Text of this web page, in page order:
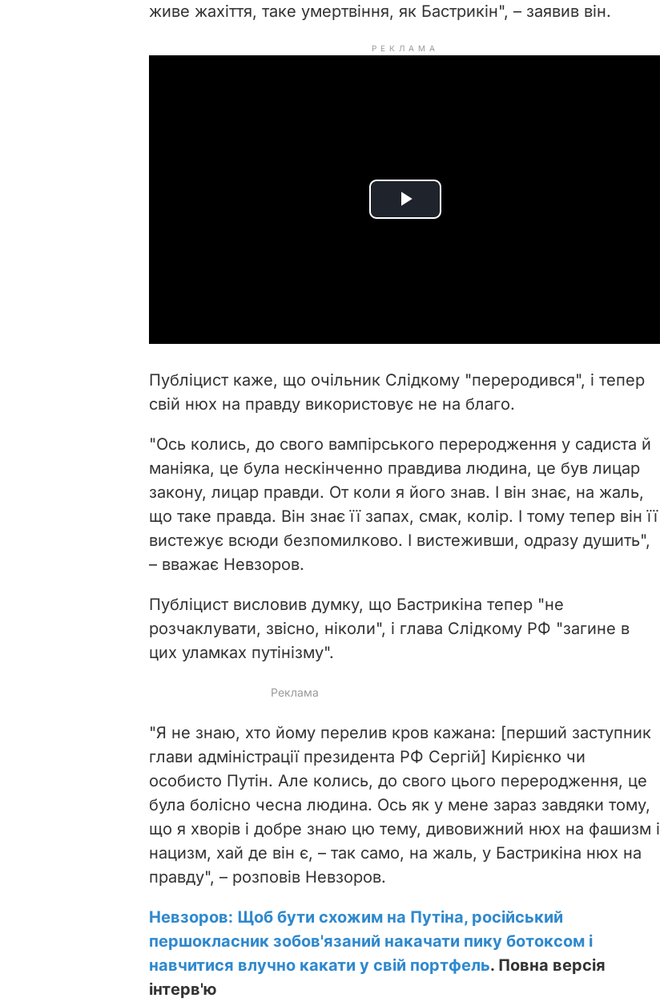
живе жахіття, таке умертвіння, як Бастрикін", – заявив він.
РЕКЛАМА
P
i
d
e
o
Публіцист каже, що очільник Слідкому "переродився", і тепер
свій нюх на правду використовує не на благо.
"Ось колись, до свого вампірського переродження у садиста й
маніяка, це була нескінченно правдива людина, це був лицар
закону, лицар правди. От коли я його знав. І він знає, на жаль,
що таке правда. Він знає її запах, смак, колір. І тому тепер він її
вистежує всюди безпомилково. І вистеживши, одразу душить",
– вважає Невзоров.
Публіцист висловив думку, що Бастрикіна тепер "не
розчаклувати, звісно, ніколи", і глава Слідкому РФ "загине в
цих уламках путінізму".
"Я не знаю, хто йому перелив кров кажана: [перший заступник
глави адміністрації президента РФ Сергій] Кирієнко чи
особисто Путін. Але колись, до свого цього переродження, це
була болісно чесна людина. Ось як у мене зараз завдяки тому,
що я хворів і добре знаю цю тему, дивовижний нюх на фашизм і
нацизм, хай де він є, – так само, на жаль, у Бастрикіна нюх на
правду", – розповів Невзоров.
Невзоров: Щоб бути схожим на Путіна, російський
першокласник зобов'язаний накачати пику ботоксом і
навчитися влучно какати у свій портфель. Повна версія
інтерв'ю